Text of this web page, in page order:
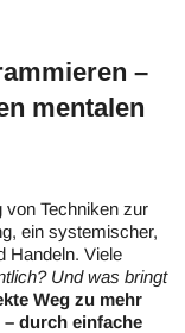
–
mentalen
von Techniken zur
ein systemischer,
Handeln. Viele
Und was bringt
Weg zu mehr
durch einfache